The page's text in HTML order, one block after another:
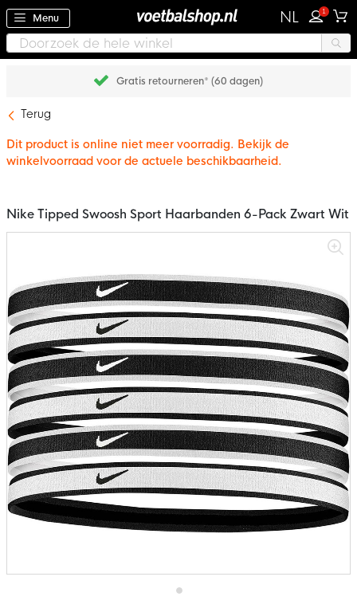
Menu NL 1
Gratis retourneren* (60 dagen)
Terug
Dit product is online niet meer voorradig. Bekijk de
winkelvoorraad voor de actuele beschikbaarheid.
van
de
afbeeldingen-
gallerij
Nike Tipped Swoosh Sport Haarbanden 6-Pack Zwart Wit